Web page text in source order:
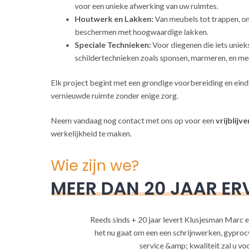
voor een unieke afwerking van uw ruimtes.
Houtwerk en Lakken:Van meubels tot trappen,
beschermen met hoogwaardige lakken.
Speciale Technieken:Voor diegenen die iets
schildertechnieken zoals sponsen, marmeren, en
Elk project begint met een grondige voorbereiding en
vernieuwde ruimte zonder enige zorg.
Neem vandaag nog contact met ons op voor een
werkelijkheid te maken.
Wie zijn we?
MEER DAN 20 JAAR
Reeds sinds + 20 jaar levert Klusjesman
het nu gaat om een een schrijnwerken,
service &amp; kwaliteit zal u